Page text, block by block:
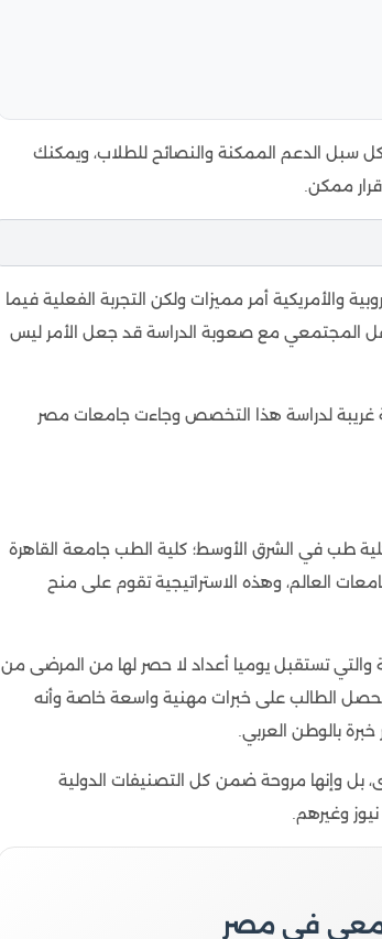
سبل الدعم الممكنة والنصائح للطلاب، ويمكنك
ممكن.
والأمريكية أمر مميزات ولكن التجربة الفعلية فيما
المجتمعي مع صعوبة الدراسة قد جعل الأمر ليس
غريبة لدراسة هذا التخصص وجاءت جامعات مصر
طب في الشرق الأوسط؛ كلية الطب جامعة القاهرة
العالم، وهذه الاستراتيجية تقوم على منح
والتي تستقبل يوميا أعداد لا حصر لها من المرضى من
يحصل الطالب على خبرات مهنية واسعة خاصة وأنه
بالوطن العربي.
بل وإنها مروحة ضمن كل التصنيفات الدولية
وغيرهم.
في مصر